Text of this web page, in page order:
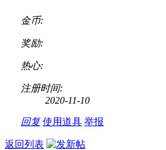
金币:
奖励:
热心:
注册时间:
2020-11-10
回复 使用道具 举报
返回列表